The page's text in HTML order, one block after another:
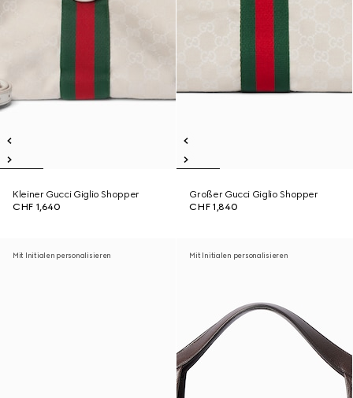
Kleiner Gucci Giglio Shopper
CHF 1,640
Großer Gucci Giglio Shopper
CHF 1,840
Mit Initialen personalisieren Mit Initialen personalisieren